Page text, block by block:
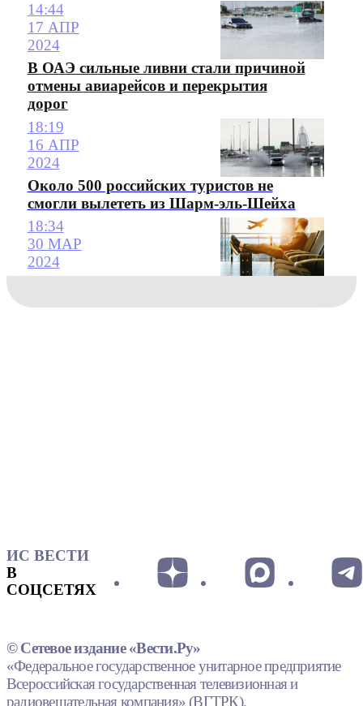
14:44
17 АПР
2024
В ОАЭ сильные ливни стали причиной
отмены авиарейсов и перекрытия
дорог
18:19
16 АПР
2024
Около 500 российских туристов не
смогли вылететь из Шарм-эль-Шейха
18:34
30 МАР
2024
ИС ВЕСТИ
В
СОЦСЕТЯХ
© Сетевое издание «Вести.Ру»
«Федеральное государственное унитарное предприятие
Всероссийская государственная телевизионная и
радиовещательная компания» (ВГТРК).